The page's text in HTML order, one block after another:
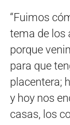
“Fuimos
tema de los
porque
para que
placentera;
y hoy nos
casas, los